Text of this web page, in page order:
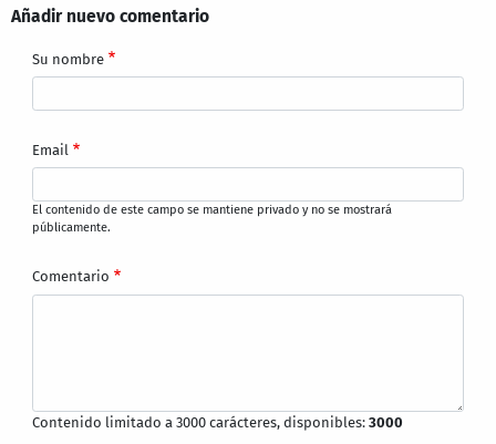
Añadir nuevo comentario
Su nombre
Email
El contenido de este campo se mantiene privado y no se mostrará
públicamente.
Comentario
Contenido limitado a 3000 carácteres, disponibles:3000